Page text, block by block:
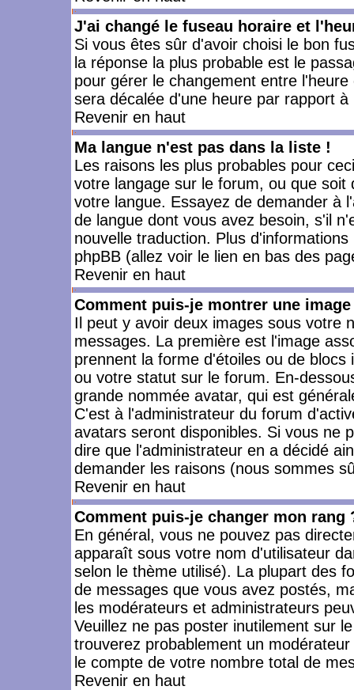
J'ai changé le fuseau horaire et
Si vous êtes sûr d'avoir choisi le bon
la réponse la plus probable est le
pour gérer le changement entre
sera décalée d'une heure par rapport à
Revenir en haut
Ma langue n'est pas dans la liste !
Les raisons les plus probables pour
votre langage sur le forum, ou que
votre langue. Essayez de demander à
de langue dont vous avez besoin, s'il
nouvelle traduction. Plus
phpBB (allez voir le lien en bas des
Revenir en haut
Comment puis-je montrer une
Il peut y avoir deux images sous votre
messages. La première est l'image
prennent la forme d'étoiles ou de
ou votre statut sur le forum. En-
grande nommée avatar, qui est
C'est à l'administrateur du forum
avatars seront disponibles. Si vous ne
dire que l'administrateur en a décidé
demander les raisons (nous sommes
Revenir en haut
Comment puis-je changer mon rang
En général, vous ne pouvez pas
apparaît sous votre nom d'utilisateur
selon le thème utilisé). La plupart des
de messages que vous avez postés,
les modérateurs et administrateurs
Veuillez ne pas poster inutilement sur
trouverez probablement un
le compte de votre nombre total de
Revenir en haut